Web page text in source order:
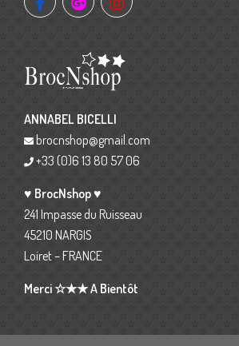
ANNABEL BICELLI
brocnshop@gmail.com
+33 (0)6 13 80 57 06
♥ BrocNshop ♥
241 Impasse du Ruisseau
45210 NARGIS
Loiret – FRANCE
Merci ☆★★ A Bientôt